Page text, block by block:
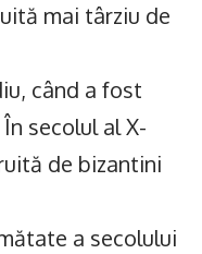
mai târziu de
când a fost
secolul al X-
de bizantini
a secolului